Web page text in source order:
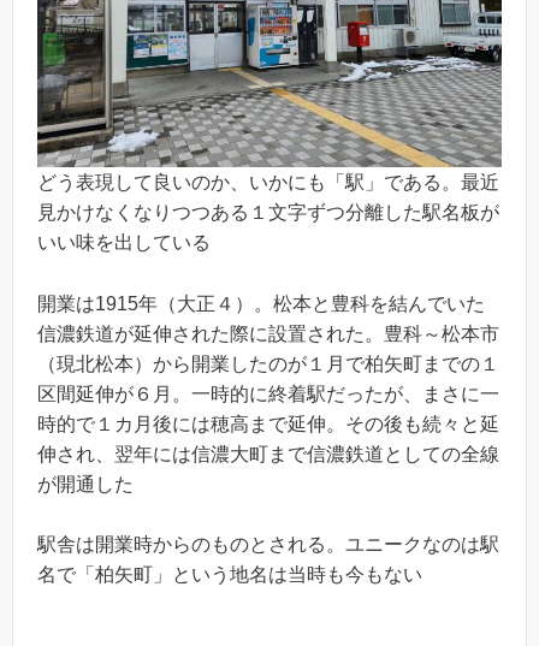
どう表現して良いのか、いかにも「駅」である。最近
見かけなくなりつつある１文字ずつ分離した駅名板が
いい味を出している
開業は1915年（大正４）。松本と豊科を結んでいた
信濃鉄道が延伸された際に設置された。豊科～松本市
（現北松本）から開業したのが１月で柏矢町までの１
区間延伸が６月。一時的に終着駅だったが、まさに一
時的で１カ月後には穂高まで延伸。その後も続々と延
伸され、翌年には信濃大町まで信濃鉄道としての全線
が開通した
駅舎は開業時からのものとされる。ユニークなのは駅
名で「柏矢町」という地名は当時も今もない